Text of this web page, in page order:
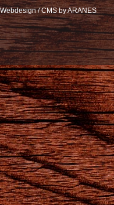
Webdesign / CMS by ARANES